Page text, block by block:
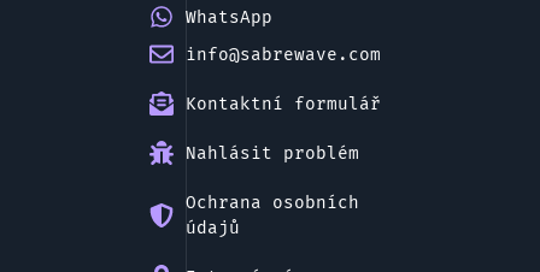
WhatsApp
info@sabrewave.com
Kontaktní formulář
Nahlásit problém
Ochrana osobních
údajů